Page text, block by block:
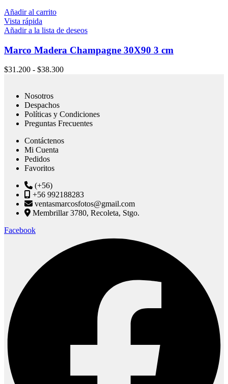
Añadir al carrito
Vista rápida
Añadir a la lista de deseos
Marco Madera Champagne 30X90 3 cm
$31.200 - $38.300
Nosotros
Despachos
Políticas y Condiciones
Preguntas Frecuentes
Contáctenos
Mi Cuenta
Pedidos
Favoritos
(+56)
+56 992188283
ventasmarcosfotos@gmail.com
Membrillar 3780, Recoleta, Stgo.
Facebook